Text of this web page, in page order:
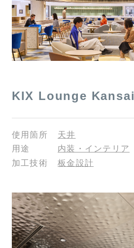
KIX Lounge Kansai
使用箇所
天井
用途
内装・インテリア
加工技術
板金設計